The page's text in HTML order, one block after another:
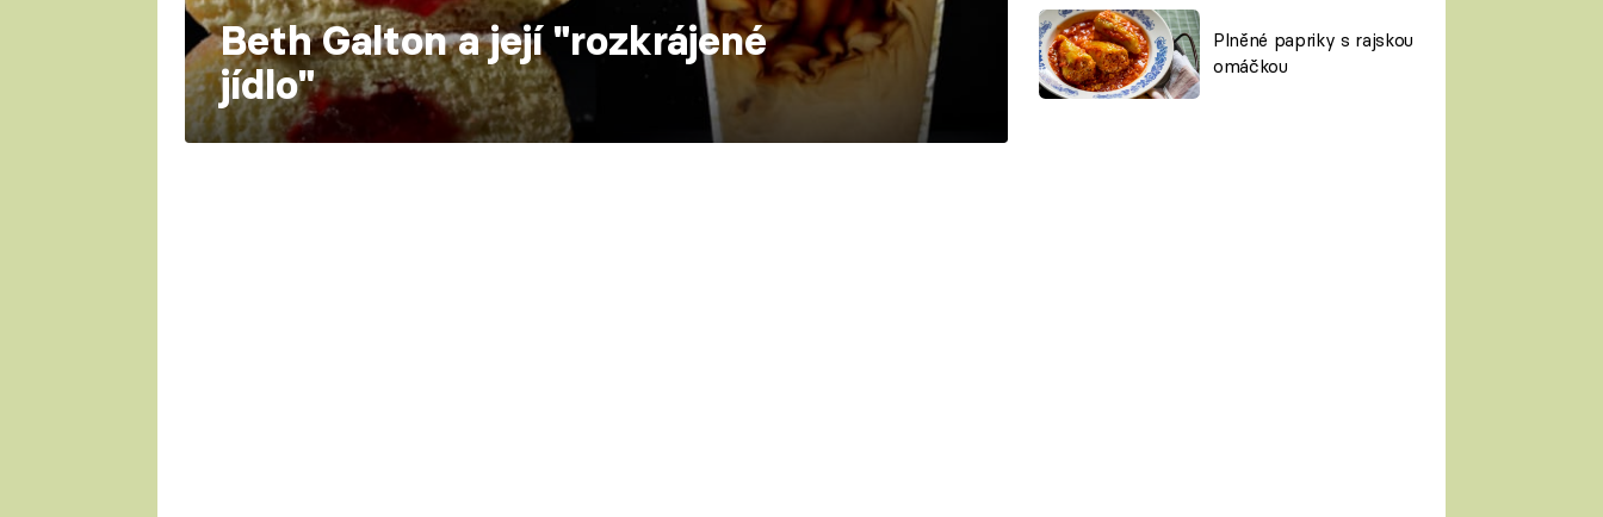
Plněné papriky s rajskou
omáčkou
Beth Galton a její "rozkrájené
jídlo"